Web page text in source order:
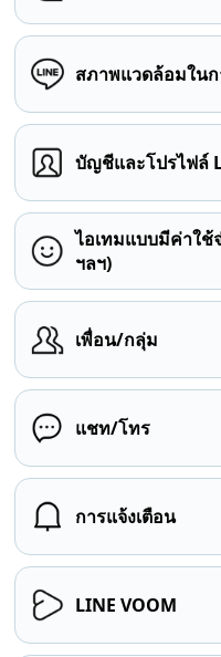
สภาพแวดล้อมในก
บัญชีและโปรไฟล์
ไอเทมแบบมีค่าใช้
ฯลฯ)
เพื่อน/กลุ่ม
แชท/โทร
การแจ้งเตือน
LINE VOOM